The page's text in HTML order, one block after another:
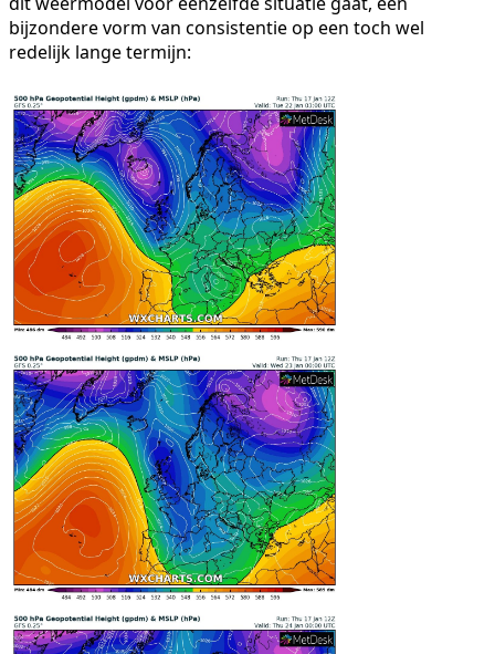
bijzondere vorm van consistentie op een toch wel
redelijk lange termijn: